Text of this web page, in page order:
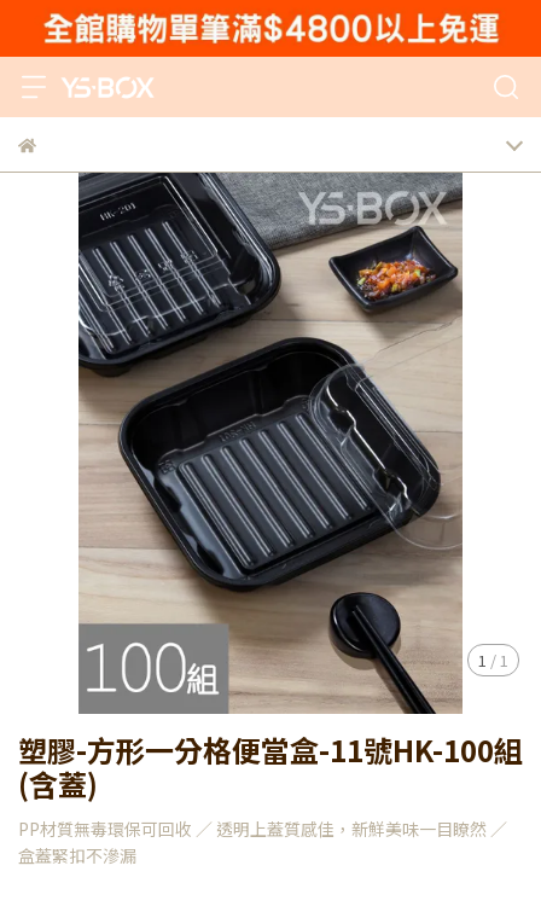
1 / 1
塑膠-方形一分格便當盒-11號HK-100組
(含蓋)
PP材質無毒環保可回收 ／ 透明上蓋質感佳，新鮮美味一目瞭然 ／
盒蓋緊扣不滲漏